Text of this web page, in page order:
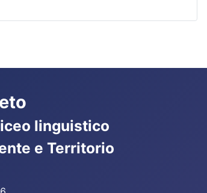
linguistico
e Territorio